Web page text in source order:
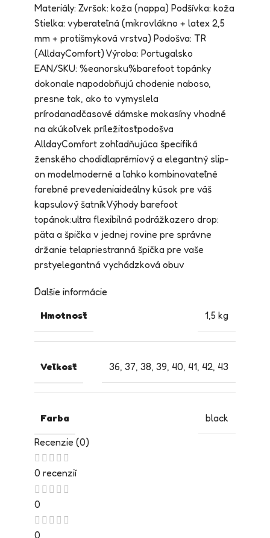
Materiály: Zvršok: koža (nappa) Podšívka: koža
Stielka: vyberateľná (mikrovlákno + latex 2,5
mm + protišmyková vrstva) Podošva: TR
(AlldayComfort) Výroba: Portugalsko
EAN/SKU: %eanorsku%barefoot topánky
dokonale napodobňujú chodenie naboso,
presne tak, ako to vymyslela
prírodanadčasové dámske mokasíny vhodné
na akúkoľvek príležitosťpodošva
AlldayComfort zohľadňujúca špecifiká
ženského chodidlaprémiový a elegantný slip-
on modelmoderné a ľahko kombinovateľné
farebné prevedeniaideálny kúsok pre váš
kapsulový šatníkVýhody barefoot
topánok:ultra flexibilná podrážkazero drop:
päta a špička v jednej rovine pre správne
držanie telapriestranná špička pre vaše
prstyelegantná vychádzková obuv
Ďalšie informácie
Hmotnosť
1,5 kg
Veľkosť 36, 37, 38, 39, 40, 41, 42, 43
Farba
black
Recenzie (0)
0 recenzií
0
0